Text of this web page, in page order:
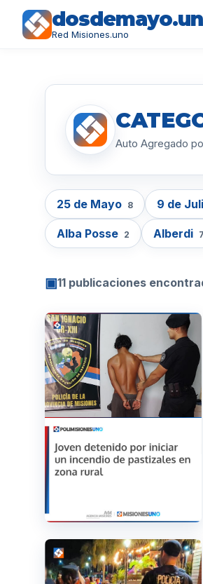
Red Misiones.uno
Auto Agregado
25 de Mayo 8 9 de
Alba Posse 2 Alberdi 7
▣11 publicaciones